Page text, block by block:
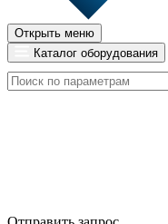
Открыть меню
Каталог оборудования